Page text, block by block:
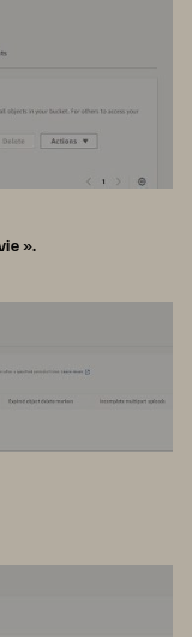
».